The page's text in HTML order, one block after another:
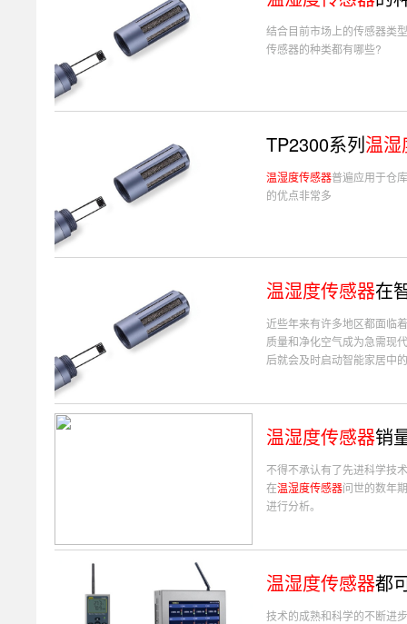
结合目前市场上的传感器类
传感器的种类都有哪些?
TP2300系列温
温湿度传感器普遍应用于仓
的优点非常多
温湿度传感器在
近些年来有许多地区都面临
质量和净化空气成为急需现
后就会及时启动智能家居中
温湿度传感器销
不得不承认有了先进科学技
在温湿度传感器问世的数年
进行分析。
温湿度传感器都
技术的成熟和科学的不断进